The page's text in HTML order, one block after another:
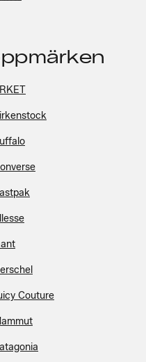
Couture